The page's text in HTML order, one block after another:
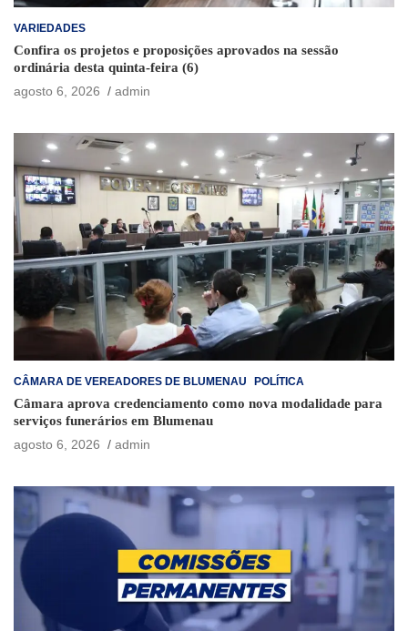
VARIEDADES
Confira os projetos e proposições aprovados na sessão
ordinária desta quinta-feira (6)
agosto 6, 2026
admin
CÂMARA DE VEREADORES DE BLUMENAU POLÍTICA
Câmara aprova credenciamento como nova modalidade para
serviços funerários em Blumenau
agosto 6, 2026
admin